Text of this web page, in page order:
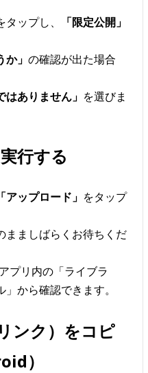
タップし、
「限定公開」
」 の確認が出た場合
はありません」 を選びま
行する
「アップロード」 をタップ
まましばらくお待ちくだ
プリ内の「ライブラ
から確認できます。
ンク）をコピ
）